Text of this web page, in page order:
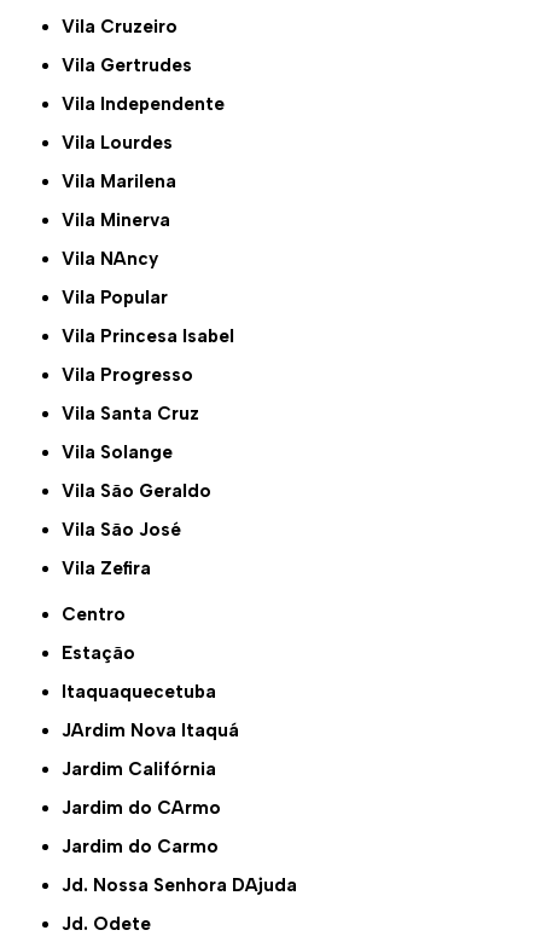
Vila Cruzeiro
Vila Gertrudes
Vila Independente
Vila Lourdes
Vila Marilena
Vila Minerva
Vila NAncy
Vila Popular
Vila Princesa Isabel
Vila Progresso
Vila Santa Cruz
Vila Solange
Vila São Geraldo
Vila São José
Vila Zefira
Centro
Estação
Itaquaquecetuba
JArdim Nova Itaquá
Jardim Califórnia
Jardim do CArmo
Jardim do Carmo
Jd. Nossa Senhora DAjuda
Jd. Odete